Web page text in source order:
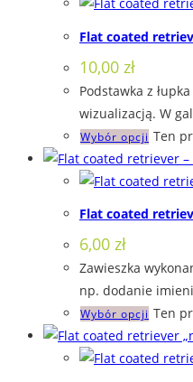
Flat coated
10,00 zł
Podstawka z
wizualizacją. W
Wybór opcji Ten
Flat coated
6,00 zł
Zawieszka
np. dodanie
Wybór opcji Ten